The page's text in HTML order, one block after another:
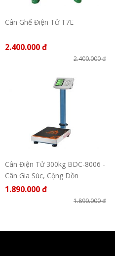
Cân Ghế Điện Tử T7E
2.400.000 đ
2.400.000 đ
Cân Điện Tử 300kg BDC-8006 -
Cân Gia Súc, Cộng Dồn
1.890.000 đ
1.890.000 đ